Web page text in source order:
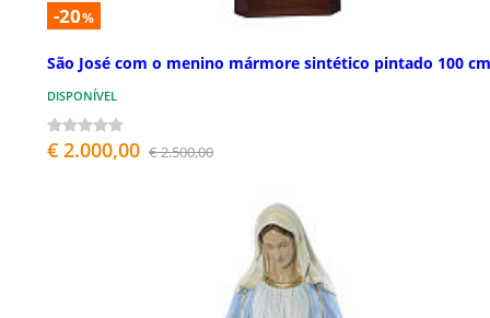
-20%
São José com o menino mármore sintético pintado 100 cm
DISPONÍVEL
€ 2.000,00 € 2.500,00